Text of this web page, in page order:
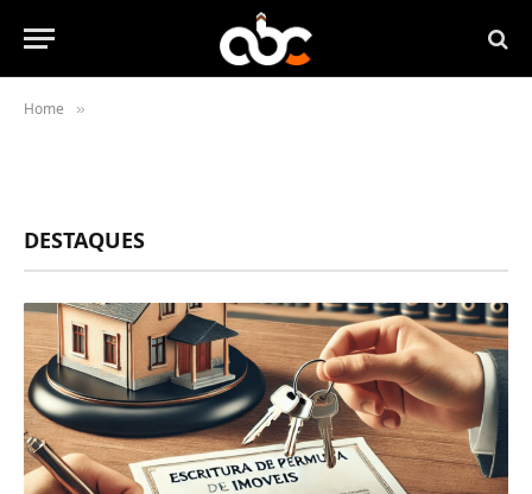
Home »
DESTAQUES